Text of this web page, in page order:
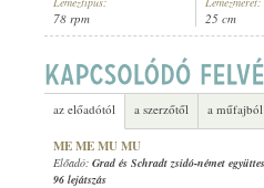
GRAD ÉS SCHRADT ZSIDÓ-
78 rpm 25 cm
az előadótól a szerzőtől a műfajból
ME ME MU MU
Előadó: Grad és Schradt zsidó-német együttes
96 lejátszás